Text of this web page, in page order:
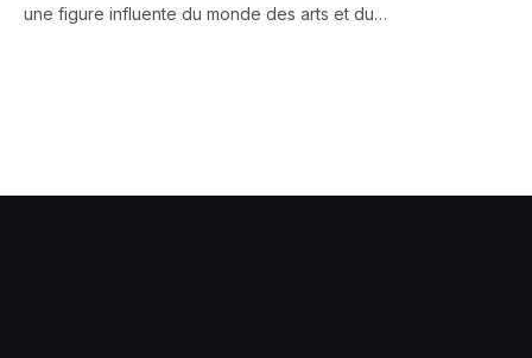
une figure influente du monde des arts et du…